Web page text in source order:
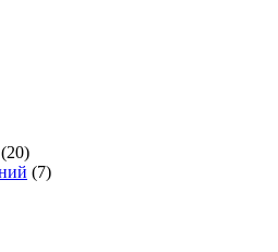
(20)
(7)